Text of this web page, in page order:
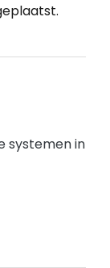
systemen in